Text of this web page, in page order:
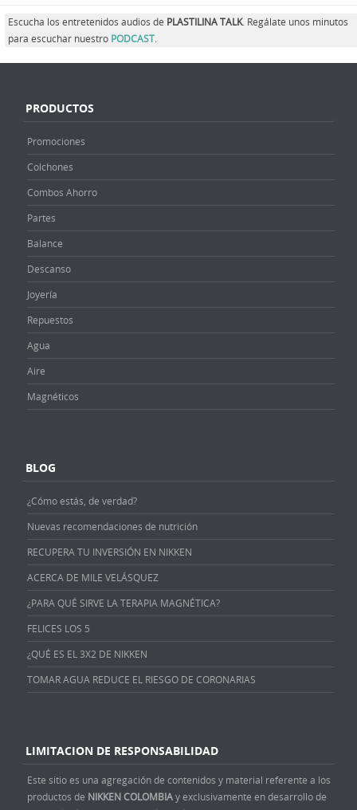
Escucha los entretenidos audios de PLASTILINA TALK. Regálate unos minutos
para escuchar nuestro PODCAST
PRODUCTOS
Promociones
Colchones
Combos Ahorro
Partes
Balance
Descanso
Joyería
Repuestos
Agua
Aire
Magnéticos
BLOG
¿Cómo estás, de verdad?
Nuevas recomendaciones de nutrición
RECUPERA TU INVERSIÓN EN NIKKEN
ACERCA DE MILE VELÁSQUEZ
¿PARA QUÉ SIRVE LA TERAPIA MAGNÉTICA?
FELICES LOS 5
¿QUÉ ES EL 3X2 DE NIKKEN
TOMAR AGUA REDUCE EL RIESGO DE CORONARIAS
LIMITACION DE RESPONSABILIDAD
Este sitio es una agregación de contenidos y material referente a los
productos de NIKKEN COLOMBIAy exclusivamente en desarrollo de